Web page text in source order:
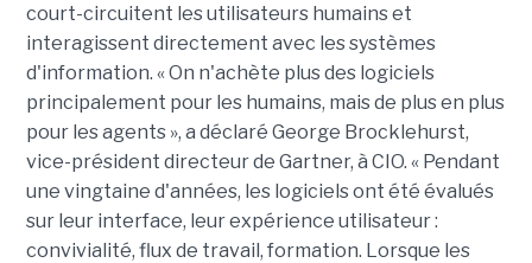
court-circuitent les utilisateurs humains et
interagissent directement avec les systèmes
d'information. « On n'achète plus des logiciels
principalement pour les humains, mais de plus en plus
pour les agents », a déclaré George Brocklehurst,
vice-président directeur de Gartner, à CIO. « Pendant
une vingtaine d'années, les logiciels ont été évalués
sur leur interface, leur expérience utilisateur :
convivialité, flux de travail, formation. Lorsque les